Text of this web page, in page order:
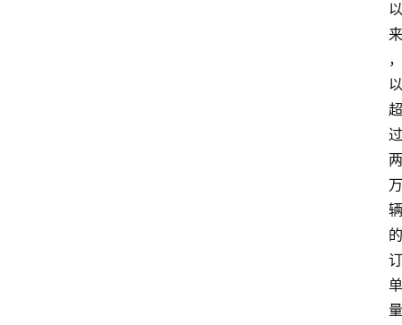
以
来
，
以
超
过
两
万
辆
的
订
单
量